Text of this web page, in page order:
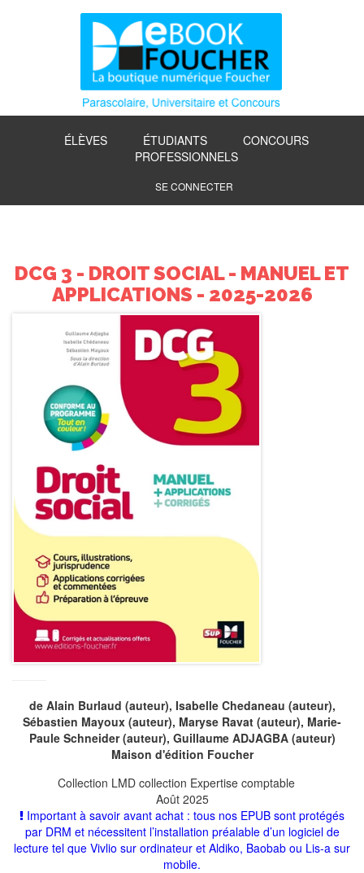
ÉLÈVES ÉTUDIANTS
CONCOURS
PROFESSIONNELS
SE CONNECTER
DCG 3 - DROIT SOCIAL - MANUEL ET
APPLICATIONS - 2025-2026
de Alain Burlaud (auteur), Isabelle Chedaneau (auteur),
Sébastien Mayoux (auteur), Maryse Ravat (auteur), Marie-
Paule Schneider(auteur), Guillaume ADJAGBA(auteur)
Maison d'édition Foucher
Collection LMD collection Expertise comptable
Août 2025
Important à savoir avant achat : tous nos EPUB sont protégés
par DRM et nécessitent l’installation préalable d’un logiciel de
lecture tel que Vivlio sur ordinateur et Aldiko, Baobab ou Lis-a sur
mobile.